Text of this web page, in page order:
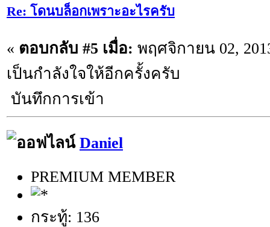
Re: โดนบล็อกเพราะอะไรครับ
« ตอบกลับ #5 เมื่อ: พฤศจิกายน 02,
เป็นกำลังใจให้อีกครั้งครับ
บันทึกการเข้า
Daniel
PREMIUM MEMBER
กระทู้: 136